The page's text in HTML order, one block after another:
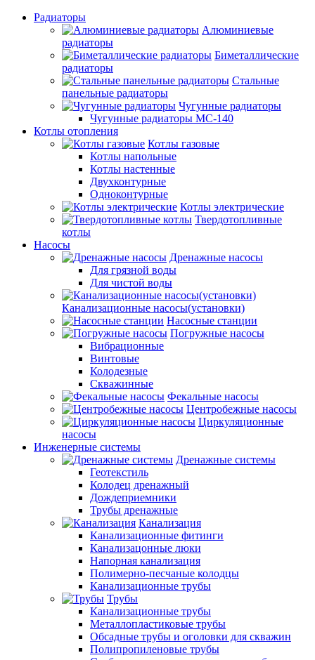
Радиаторы
Алюминиевые
радиаторы
Биметаллические
радиаторы
Стальные
панельные радиаторы
Чугунные радиаторы
Чугунные радиаторы МС-140
Котлы отопления
Котлы газовые
Котлы напольные
Котлы настенные
Двухконтурные
Одноконтурные
Котлы электрические
Твердотопливные
котлы
Насосы
Дренажные насосы
Для грязной воды
Для чистой воды
Канализационные насосы(установки)
Насосные станции
Погружные насосы
Вибрационные
Винтовые
Колодезные
Скважинные
Фекальные насосы
Центробежные насосы
Циркуляционные
насосы
Инженерные системы
Дренажные системы
Геотекстиль
Колодец дренажный
Дождеприемники
Трубы дренажные
Канализация
Канализационные фитинги
Канализацонные люки
Напорная канализация
Полимерно-песчаные колодцы
Канализационные трубы
Трубы
Канализационные трубы
Металлопластиковые трубы
Обсадные трубы и оголовки для скважин
Полипропиленовые трубы